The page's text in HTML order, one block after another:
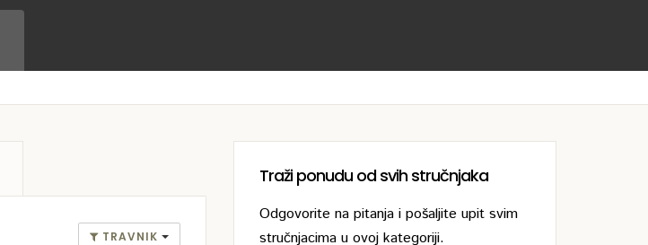
Traži ponudu od svih stručnjaka
Odgovorite na pitanja i pošaljite upit svim
stručnjacima u ovoj kategoriji.
TRAVNIK